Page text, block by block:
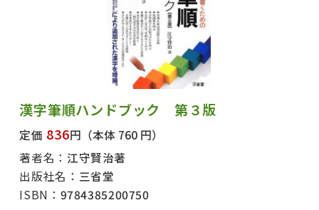
出版社名で絞り込む
著者名で絞り込む
漢字筆順ハンドブック 第３版
定価 836円 （本体 760 円）
著者名： 江守賢治著
出版社名： 三省堂
ISBN： 9784385200750